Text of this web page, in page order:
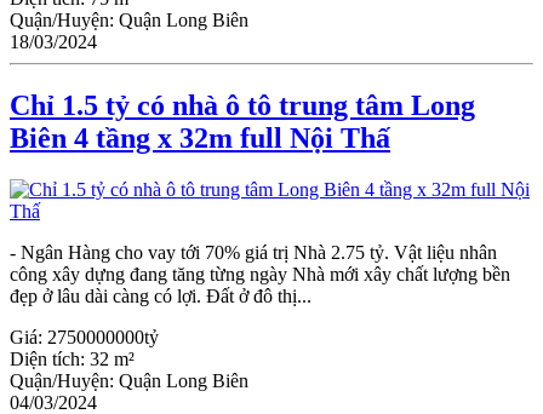
Quận/Huyện: Quận Long Biên
18/03/2024
Chỉ 1.5 tỷ có nhà ô tô trung tâm Long
Biên 4 tầng x 32m full Nội Thấ
- Ngân Hàng cho vay tới 70% giá trị Nhà 2.75 tỷ. Vật liệu nhân
công xây dựng đang tăng từng ngày Nhà mới xây chất lượng bền
đẹp ở lâu dài càng có lợi. Đất ở đô thị...
Giá: 2750000000tỷ
Diện tích: 32 m²
Quận/Huyện: Quận Long Biên
04/03/2024